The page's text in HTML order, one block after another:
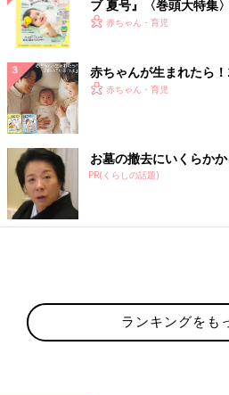
ブ 夏号』〈巻頭大特集
く！ おっぱい・ミルク
赤ちゃん・育児
赤ちゃんが生まれたら！
赤ちゃん・育児
お墓の撤去にいくらか
PR(くらしの話題)
ランキングをも